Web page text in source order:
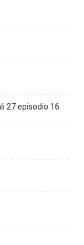
27 episodio 16